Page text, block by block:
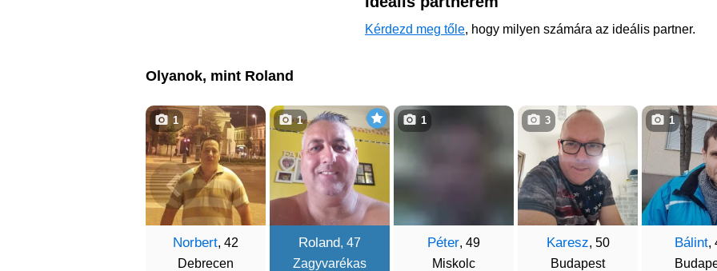
Kérdezd meg tőle, hogy milyen számára az ideális partner.
Olyanok, mint Roland
Norbert, 42
Debrecen
1
Roland, 47
Zagyvarékas
1
Péter, 49
Miskolc
1
Karesz, 50
Budapest
3
Bálint,
1